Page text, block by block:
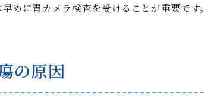
めに胃カメラ検査を受けることが重要です。
の原因